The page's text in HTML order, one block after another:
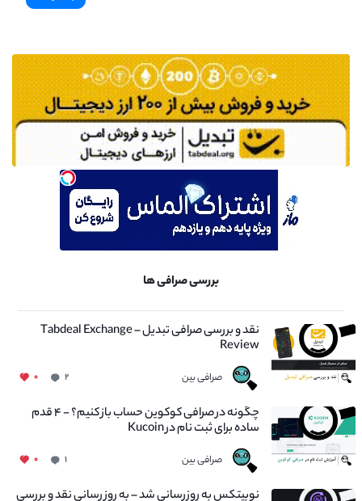
بررسی صرافی ها
نقد و بررسی صرافی تبدیل – Tabdeal Exchange
Review
صرافی بین ۲ ۰
چگونه در صرافی کوکوین حساب باز کنیم؟ - ۴ قدم
ساده برای ثبت نام در Kucoin
صرافی بین ۱ ۰
نوبیتکس به روزرسانی شد – به روز رسانی نقد و بررسی